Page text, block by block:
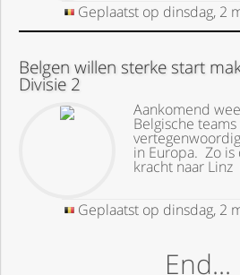
Geplaatst op dinsdag, 2
Belgen willen sterke start
Divisie 2
Aankomend
Belgische
in Europa. Zo
kracht naar
Geplaatst op dinsdag, 2
End...